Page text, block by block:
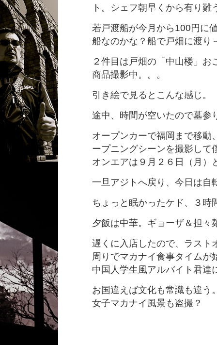
ト。シェフ朝早くから有り
若戸渡船が今月から100円に
船なのかな？船で戸畑に渡り
２件目は戸畑の「中山楼」お
商品撮影中。。。
引き絵で見るとこんな感じ。
途中、時間が空いたので墓参
オープンカーで福岡まで移動
ープニングシーンを撮影して
オンエアは９月２６日（月）
一旦アジトへ戻り、今日は自
ちょっと眠かったケド、３時
夕飯は中華。ギョーザ＆担々
遅くに入店したので、ラスト
周りでマカナイ食事タイム
中国人学生風アルバイト君達
お国違えば文化も常識も違う
女子マカナイ風景も盗撮？